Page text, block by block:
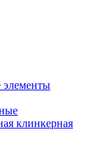
элементы
клинкерная